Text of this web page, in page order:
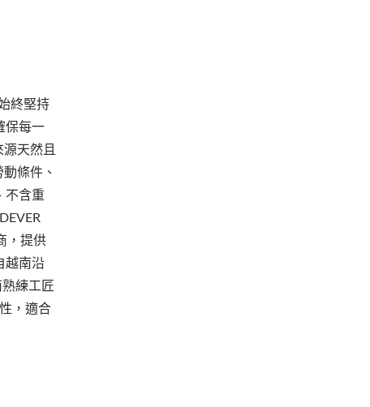
終堅持
保每一
天然且
條件、
不含重
，提供
越南沿
練工匠
，適合